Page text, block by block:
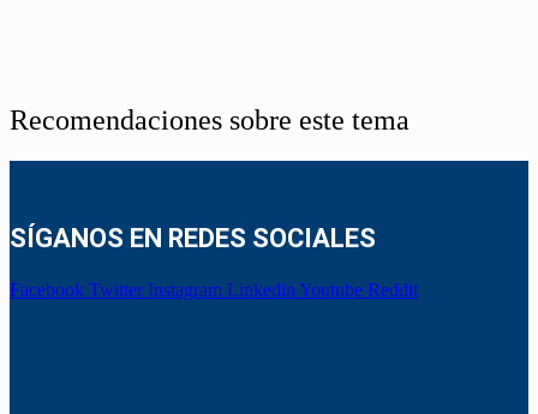
Recomendaciones sobre este tema
SÍGANOS EN REDES SOCIALES
Facebook Twitter Instagram Linkedin Youtube Reddit